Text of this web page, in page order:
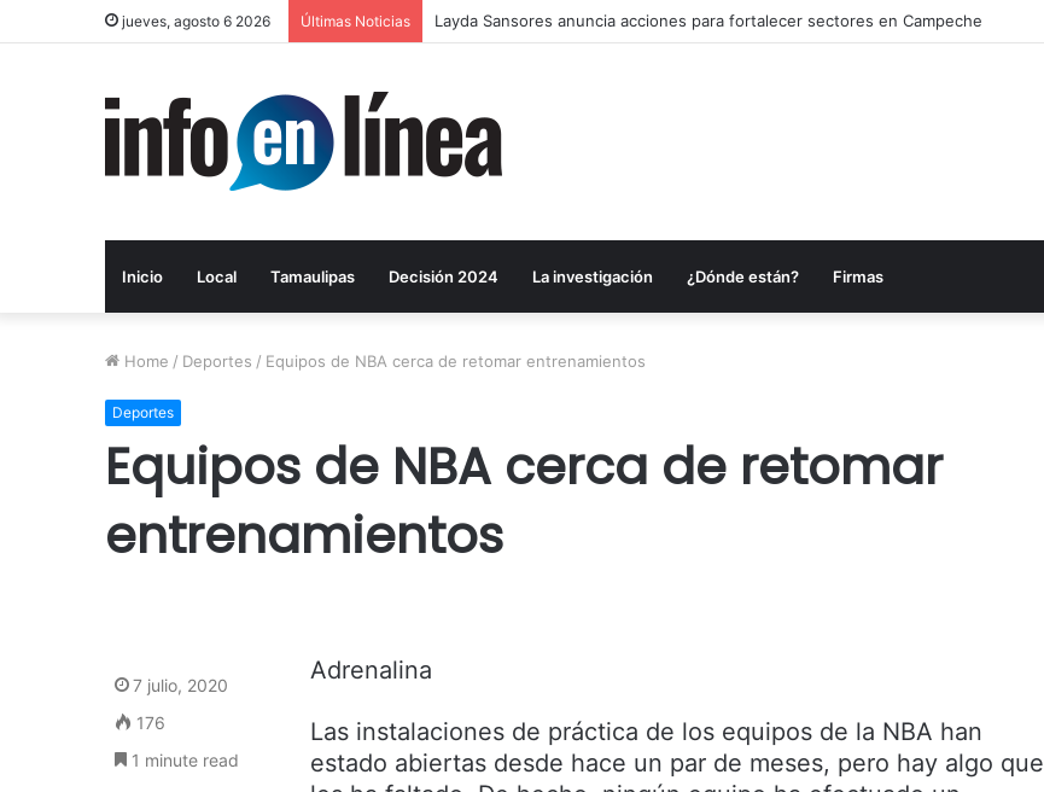
jueves, agosto 6 2026 Últimas Noticias Layda Sansores anuncia acciones para fortalecer sectores en Campeche
Inicio Local Tamaulipas Decisión 2024 La investigación ¿Dónde están? Firmas
Home / Deportes / Equipos de NBA cerca de retomar entrenamientos
Deportes
Equipos de NBA cerca de retomar
entrenamientos
Adrenalina
Las instalaciones de práctica de los equipos de la NBA han
estado abiertas desde hace un par de meses, pero hay algo que
7 julio, 2020
176
1 minute read